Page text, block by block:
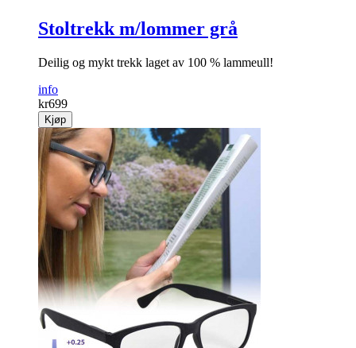
Stoltrekk m/lommer grå
Deilig og mykt trekk laget av 100 % lammeull!
info
kr699
Kjøp